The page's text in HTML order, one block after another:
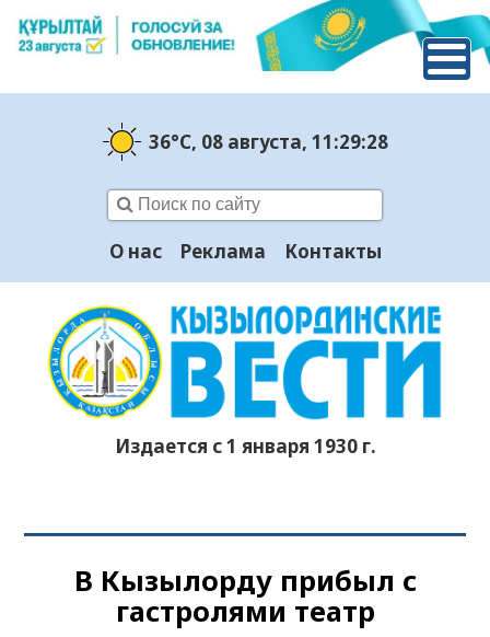
36°C, 08 августа, 11:29:29
О нас Реклама Контакты
Издается с 1 января 1930 г.
В Кызылорду прибыл с
гастролями театр